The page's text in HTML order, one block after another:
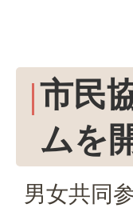
市民
ムを
男女共同